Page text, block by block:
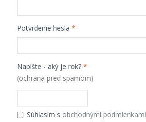
Potvrdenie hesla *
Napíšte - aký je rok? *
(ochrana pred spamom)
Súhlasím s obchodnými podmienkami